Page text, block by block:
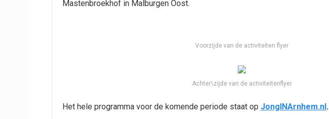
Mastenbroekhof in Malburgen Oost.
Voorzijde van de activiteiten flyer
Achter\zijde van de activiteitenflyer
Het hele programma voor de komende periode staat op JongINArnhem.nl.